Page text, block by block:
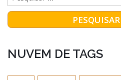
NUVEM DE TAGS